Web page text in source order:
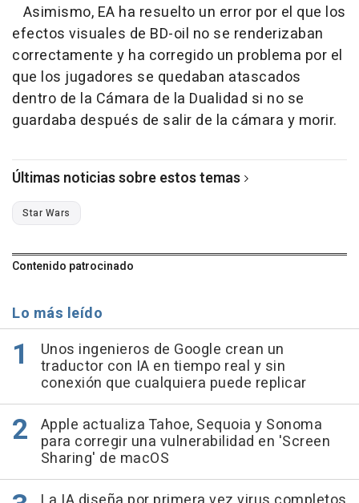
Asimismo, EA ha resuelto un error por el que los
efectos visuales de BD-oil no se renderizaban
correctamente y ha corregido un problema por el
que los jugadores se quedaban atascados
dentro de la Cámara de la Dualidad si no se
guardaba después de salir de la cámara y morir.
Últimas noticias sobre estos temas
Star Wars
Contenido patrocinado
Lo más leído
Unos ingenieros de Google crean un
traductor con IA en tiempo real y sin
conexión que cualquiera puede replicar
Apple actualiza Tahoe, Sequoia y Sonoma
para corregir una vulnerabilidad en 'Screen
Sharing' de macOS